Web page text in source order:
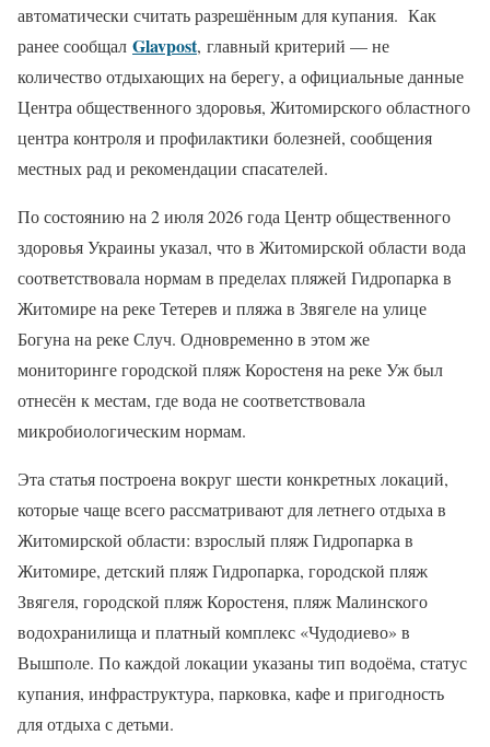
автоматически считать разрешённым для купания. Как
ранее сообщал Glavpost, главный критерий — не
количество отдыхающих на берегу, а официальные данные
Центра общественного здоровья, Житомирского областного
центра контроля и профилактики болезней, сообщения
местных рад и рекомендации спасателей.
По состоянию на 2 июля 2026 года Центр общественного
здоровья Украины указал, что в Житомирской области вода
соответствовала нормам в пределах пляжей Гидропарка в
Житомире на реке Тетерев и пляжа в Звягеле на улице
Богуна на реке Случ. Одновременно в этом же
мониторинге городской пляж Коростеня на реке Уж был
отнесён к местам, где вода не соответствовала
микробиологическим нормам.
Эта статья построена вокруг шести конкретных локаций,
которые чаще всего рассматривают для летнего отдыха в
Житомирской области: взрослый пляж Гидропарка в
Житомире, детский пляж Гидропарка, городской пляж
Звягеля, городской пляж Коростеня, пляж Малинского
водохранилища и платный комплекс «Чудодиево» в
Вышполе. По каждой локации указаны тип водоёма, статус
купания, инфраструктура, парковка, кафе и пригодность
для отдыха с детьми.